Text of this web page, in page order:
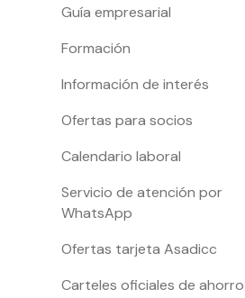
Guía empresarial
Formación
Información de interés
Ofertas para socios
Calendario laboral
Servicio de atención por
WhatsApp
Ofertas tarjeta Asadicc
Carteles oficiales de ahorro